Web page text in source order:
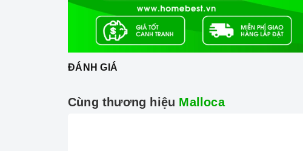
ĐÁNH GIÁ
Cùng thương hiệu Malloca